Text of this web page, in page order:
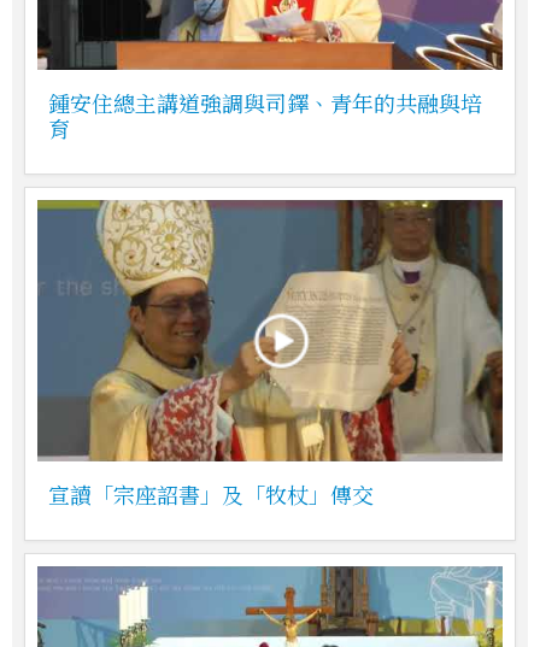
鍾安住總主講道強調與司鐸、青年的共融與培
育
宣讀「宗座詔書」及「牧杖」傳交